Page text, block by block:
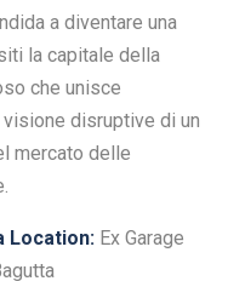
a diventare una
la capitale della
che unisce
visione disruptive di un
mercato delle
Location: Ex Garage